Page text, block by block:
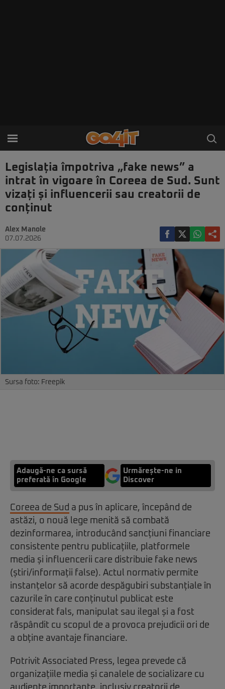
Legislația împotriva „fake news” a
intrat în vigoare în Coreea de Sud. Sunt
vizați și influencerii sau creatorii de
conținut
Alex Manole
07.07.2026
Sursa foto: Freepik
Adaugă-ne ca sursă
preferată în Google
Urmărește-ne in
Discover
Coreea de Sud a pus în aplicare, începând de
astăzi, o nouă lege menită să combată
dezinformarea, introducând sancțiuni financiare
consistente pentru publicațiile, platformele
media și influencerii care distribuie fake news
(știri/informații false). Actul normativ permite
instanțelor să acorde despăgubiri substanțiale în
cazurile în care conținutul publicat este
considerat fals, manipulat sau ilegal și a fost
răspândit cu scopul de a provoca prejudicii ori de
a obține avantaje financiare.
Potrivit Associated Press, legea prevede că
organizațiile media și canalele de socializare cu